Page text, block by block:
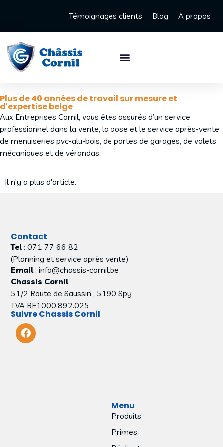
Témoignages clients Blog A propos
Plus de 40 années de travail sur mesure et
d'expertise belge
Aux Entreprises Cornil, vous êtes assurés d’un service
professionnel dans la vente, la pose et le service après-vente
de menuiseries pvc-alu-bois, de portes de garages, de volets
mécaniques et de vérandas.
Il n'y a plus d'article.
Menu
Produits
Primes
Contact
Tel: 071 77 66 82
(Planning et service après vente)
Email: info@chassis-cornil.be
Chassis Cornil
51/2 Route de Saussin , 5190 Spy
TVA BE1000.892.025
Suivre Chassis Cornil